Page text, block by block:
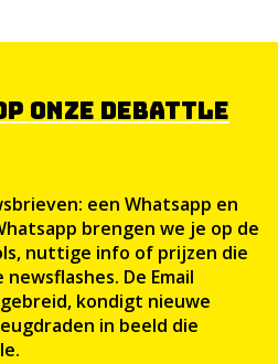
ONZE DEBATTLE
een Whatsapp en
brengen we je op de
nuttige info of prijzen die
De Email
kondigt nieuwe
in beeld die